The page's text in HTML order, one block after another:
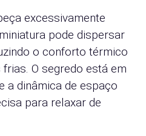
excessivamente
pode dispersar
o conforto térmico
O segredo está em
a dinâmica de espaço
para relaxar de